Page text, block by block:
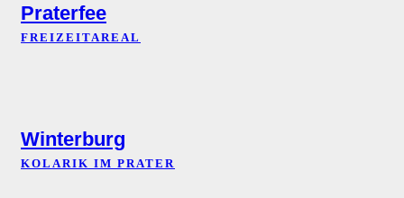
Praterfee
FREIZEITAREAL
Winterburg
KOLARIK IM PRATER